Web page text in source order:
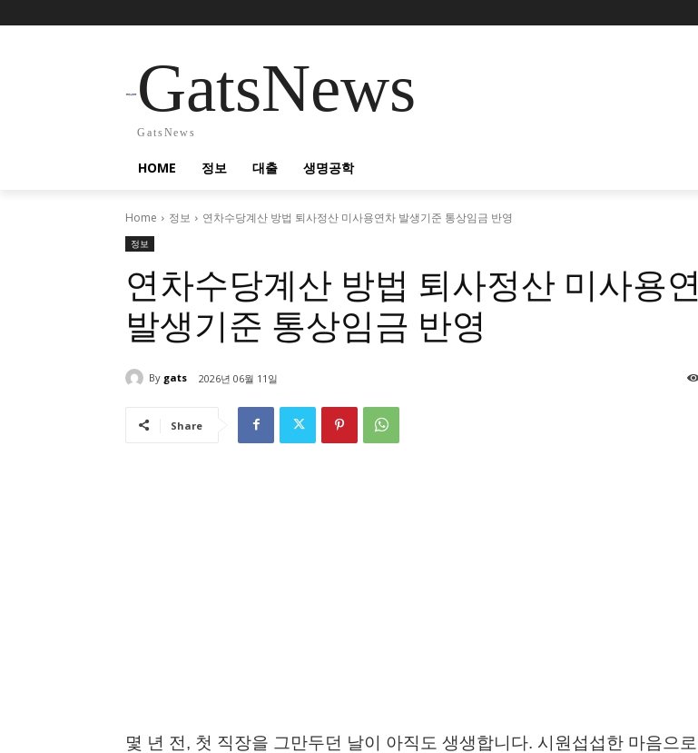
GatsNews
GatsNews
HOME 정보 대출 생명공학
Home 정보 연차수당계산 방법 퇴사정산 미사용연차 발생기준 통상임금 반영
정보
연차수당계산 방법 퇴사정산 미사용
발생기준 통상임금 반영
By gats 2026년 06월 11일
Share
몇 년 전, 첫 직장을 그만두던 날이 아직도 생생합니다. 시원섭섭한 마음으